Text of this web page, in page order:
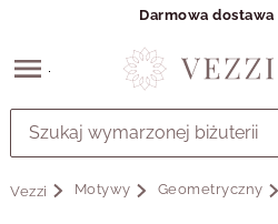
GŁÓWNEJ
PRODUKTÓW
Darmowa dostawa
Vezzi Motywy Geometryczny